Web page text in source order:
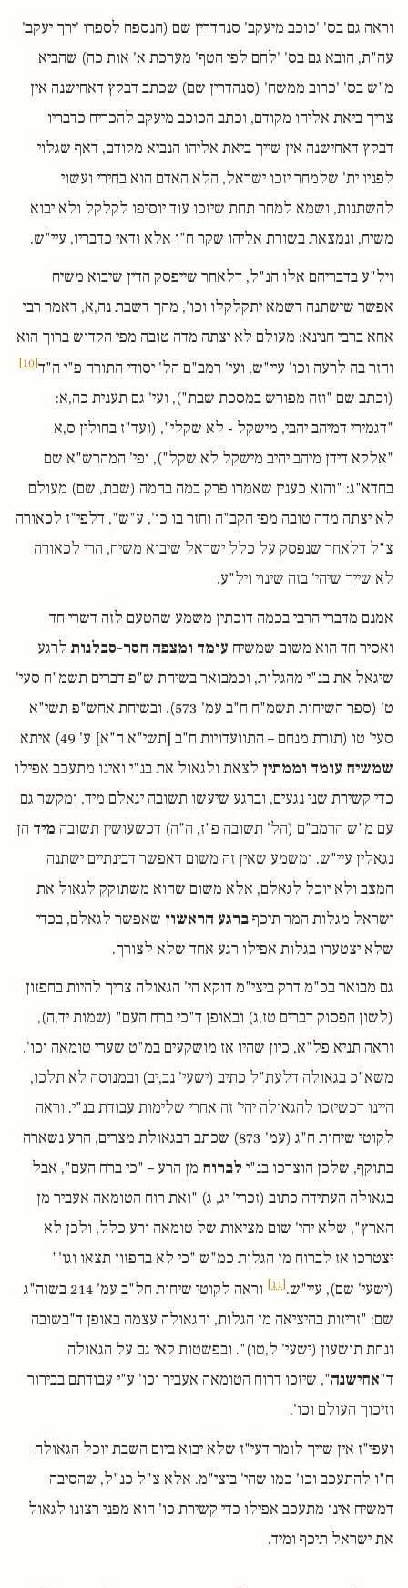
וראה גם בס' 'כוכב מיעקב' סנהדרין שם (הנספח לספרו 'ירך יעקב'
עה"ת, הובא גם בס' 'לחם לפי הטף' מערכת א' אות כה) שהביא
מ"ש בס' 'כרוב ממשח' (סנהדרין שם) שכתב דבקץ דאחישנה אין
צריך ביאת אליהו מקודם, וכתב הכוכב מיעקב להכריח כדבריו
דבקץ דאחישנה אין שייך ביאת אליהו הנביא מקודם, דאף שגלוי
לפניו ית' שלמחר יזכו ישראל, הלא האדם הוא בחירי ועשוי
להשתנות, ושמא למחר תחת שיזכו עוד יוסיפו לקלקל ולא יבוא
משיח, ונמצאת בשורת אליהו שקר ח"ו אלא ודאי כדבריו, עיי"ש.
ויל"ע בדבריהם אלו הנ"ל, דלאחר שייפסק הדין שיבוא משיח
אפשר שישתנה דשמא יתקלקלו וכו', מהך דשבת נה,א, דאמר רבי
אחא ברבי חנינא: מעולם לא יצתה מדה טובה מפי הקדוש ברוך הוא
וחזר בה לרעה וכו' עיי"ש, ועי' רמב"ם הל' יסודי התורה פ"י ה"ד[10]
(וכתב שם "וזה מפורש במסכת שבת"), ועי' גם תענית כה,א:
"דגמירי דמיהב יהבי, מישקל - לא שקלי", (ועד"ז בחולין ס,א
"אלקא דידן מיהב יהיב מישקל לא שקל"), ופי' המהרש"א שם
בחדא"ג: "והוא כענין שאמרו פרק במה בהמה (שבת, שם) מעולם
לא יצתה מדה טובה מפי הקב"ה וחזר בו כו', ע"ש", דלפי"ז לכאורה
צ"ל דלאחר שנפסק על כלל ישראל שיבוא משיח, הרי לכאורה
לא שייך שיהי' בזה שינוי ויל"ע.
אמנם מדברי הרבי בכמה דוכתין משמע שהטעם לזה דשרי חד
ואסיר חד הוא משום שמשיח עומד ומצפה חסר-סבלנות לרגע
שיגאל את בנ"י מהגלות, וכמבואר בשיחת ש"פ דברים תשמ"ח סעי'
ט' (ספר השיחות תשמ"ח ח"ב עמ' 573). ובשיחת אחש"פ תשי"א
סעי' טו (תורת מנחם – התוועדויות ח"ב [תשי"א ח"א] ע' 49) איתא
שמשיח עומד וממתין לצאת ולגאול את בנ"י ואינו מתעכב אפילו
כדי קשירת שני נגעים, וברגע שיעשו תשובה יגאלם מיד, ומקשר גם
עם מ"ש הרמב"ם (הל' תשובה פ"ז, ה"ה) דכשעושין תשובה מיד הן
נגאלין עיי"ש. ומשמע שאין זה משום דאפשר דבינתיים ישתנה
המצב ולא יוכל לגאלם, אלא משום שהוא משתוקק לגאול את
ישראל מגלות המר תיכףברגע הראשון שאפשר לגאלם, בכדי
שלא יצטערו בגלות אפילו רגע אחד שלא לצורך.
גם מבואר בכ"מ דרק ביצי"מ דוקא הי' הגאולה צריך להיות בחפזון
(לשון הפסוק דברים טז,ג) ובאופן ד"כי ברח העם" (שמות יד,ה),
וראה תניא פל"א, כיון שהיו אז מושקעים במ"ט שערי טומאה וכו'.
משא"כ בגאולה דלעת"ל כתיב (ישעי' נב,יב) ובמנוסה לא תלכו,
היינו דכשיזכו להגאולה יהי' זה אחרי שלימות עבודת בנ"י. וראה
לקוטי שיחות ח"ג (עמ' 873) שכתב דבגאולת מצרים, הרע נשארה
בתוקף, שלכן הוצרכו בנ"י לברוח מן הרע – "כי ברח העם", אבל
בגאולה העתידה כתוב (זכרי' יג, ג) "ואת רוח הטומאה אעביר מן
הארץ", שלא יהי' שום מציאות של טומאה ורע כלל, ולכן לא
יצטרכו אז לברוח מן הגלות כמ"ש "כי לא בחפזון תצאו וגו'"
(ישעי' שם), עיי"ש.[11]
וראה לקוטי שיחות חל"ב עמ' 214 בשוה"ג
שם: "זריזות בהיציאה מן הגלות, והגאולה עצמה באופן ד"בשובה
ונחת תושעון (ישעי' ל,טו)". ובפשטות קאי גם על הגאולה
ד"אחישנה", שיזכו דרוח הטומאה אעביר וכו' ע"י עבודתם בבירור
וזיכוך העולם וכו'.
ועפי"ז אין שייך לומר דעי"ז שלא יבוא ביום השבת יוכל הגאולה
ח"ו להתעכב וכו' כמו שהי' ביצי"מ. אלא צ"ל כנ"ל, שהסיבה
דמשיח אינו מתעכב אפילו כדי קשירת כו' הוא מפני רצונו לגאול
את ישראל תיכף ומיד.